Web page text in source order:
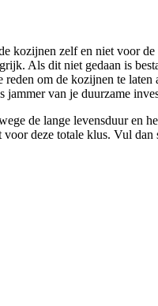
kozijnen zelf en niet voor
Als dit niet gedaan is
om de kozijnen te laten
jammer van je duurzame
de lange levensduur en
deze totale klus. Vul dan